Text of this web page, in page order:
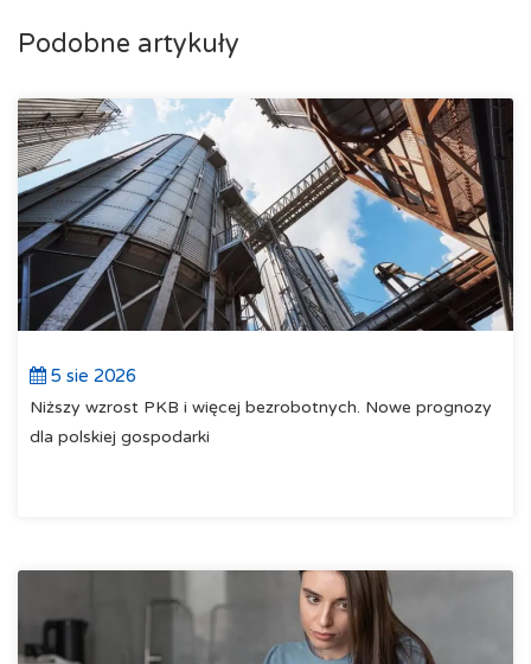
Podobne artykuły
5 sie 2026
Niższy wzrost PKB i więcej bezrobotnych. Nowe prognozy
dla polskiej gospodarki